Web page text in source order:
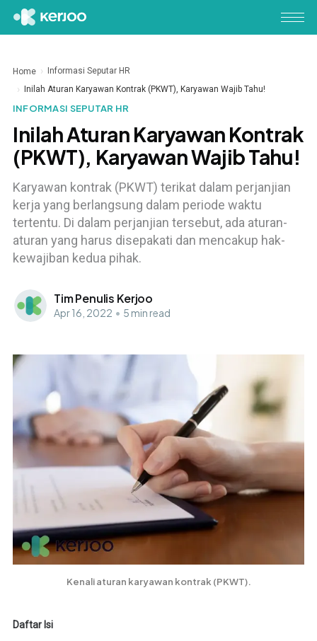
Home
Informasi Seputar HR
Inilah Aturan Karyawan Kontrak (PKWT), Karyawan Wajib Tahu!
INFORMASI SEPUTAR HR
Inilah Aturan Karyawan Kontrak
(PKWT), Karyawan Wajib Tahu!
Karyawan kontrak (PKWT) terikat dalam perjanjian
kerja yang berlangsung dalam periode waktu
tertentu. Di dalam perjanjian tersebut, ada aturan-
aturan yang harus disepakati dan mencakup hak-
kewajiban kedua pihak.
Tim Penulis Kerjoo
Apr 16, 2022 • 5 min read
Kenali aturan karyawan kontrak (PKWT).
Daftar Isi